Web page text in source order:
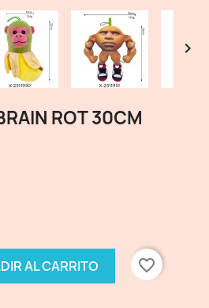

ROT 30CM
AL CARRITO
favorite_border